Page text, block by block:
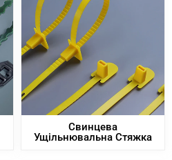
Свинцева
Ущільнювальна Стяжка